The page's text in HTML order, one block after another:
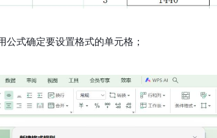
式确定要设置格式的单元格；